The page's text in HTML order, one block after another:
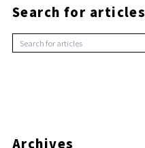
Search for articles
Archives